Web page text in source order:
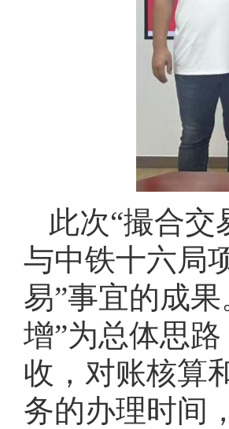
此次“撮合
与中铁十六局
易”事宜的成
增”为总体思
收，对账核算
务的办理时间